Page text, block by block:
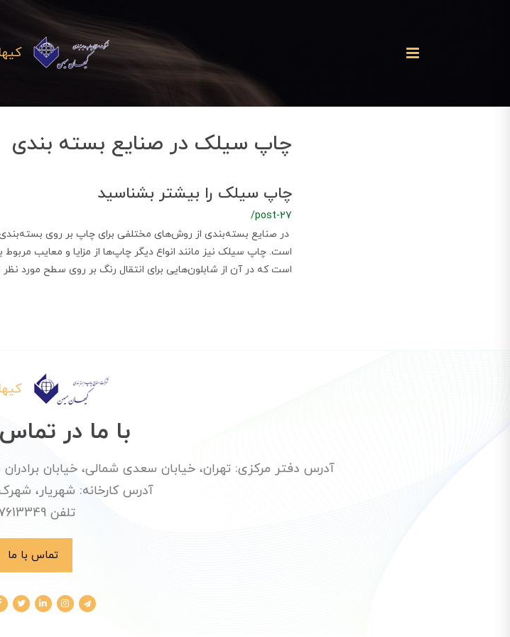
چاپ سیلک در صنایع بسته بندی
چاپ سیلک را بیشتر بشناسید
/post-27
در صنایع بسته‌بندی از روش‌های مختلفی برای چاپ بر روی
است. چاپ سیلک نیز مانند انواع دیگر چاپ‌ها از مزایا و معایب
است که در آن از شابلون‌هایی برای انتقال رنگ بر روی سطح مورد
با ما در
آدرس دفتر مرکزی: تهران، خیابان سعدی شمالی، خیابان برادران
آدرس کارخانه: شهریار،
تلفن 77613349
تماس با ما